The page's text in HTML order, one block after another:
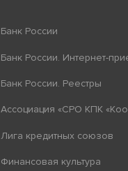
Банк России
Банк России. Интернет-
Банк России. Реестры
Ассоциация «СРО КПК
Лига кредитных союзов
Финансовая культура